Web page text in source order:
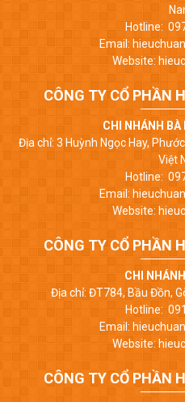
Hotline:
Email:
Website:
CÔNG TY CỔ PHẦN
CHI NHÁNH BÀ
Địa chỉ: 3 Huỳnh Ngọc Hay,
Việt
Hotline:
Email:
Website:
CÔNG TY CỔ PHẦN
CHI
Địa chỉ: ĐT784, Bầu Đồn,
Hotline:
Email:
Website:
CÔNG TY CỔ PHẦN